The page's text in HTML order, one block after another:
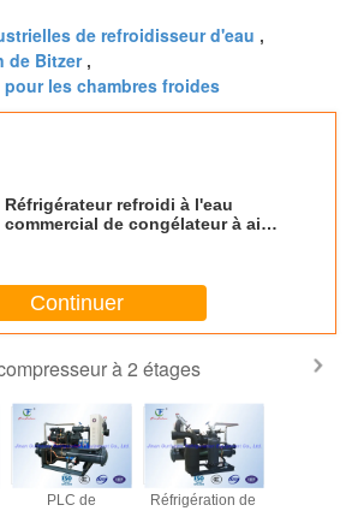
de refroidisseur d'eau ,
de Bitzer,
les chambres froides
Réfrigérateur refroidi à l'eau
commercial de congélateur à air
Continuer
à 2 étages
PLC de
Réfrigération de